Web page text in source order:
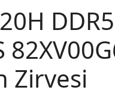
DDR5
Zirvesi